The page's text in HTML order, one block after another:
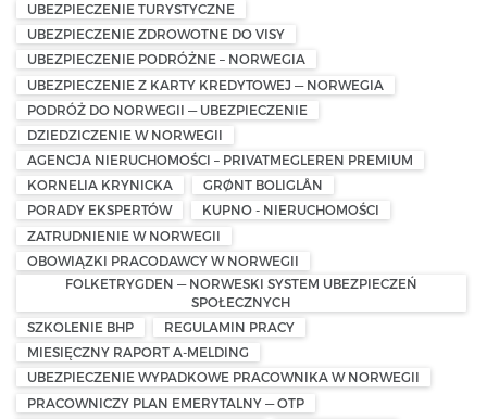
UBEZPIECZENIE TURYSTYCZNE
UBEZPIECZENIE ZDROWOTNE DO VISY
UBEZPIECZENIE PODRÓŻNE – NORWEGIA
UBEZPIECZENIE Z KARTY KREDYTOWEJ — NORWEGIA
PODRÓŻ DO NORWEGII — UBEZPIECZENIE
DZIEDZICZENIE W NORWEGII
AGENCJA NIERUCHOMOŚCI – PRIVATMEGLEREN PREMIUM
KORNELIA KRYNICKA
GRØNT BOLIGLÅN
PORADY EKSPERTÓW
KUPNO - NIERUCHOMOŚCI
ZATRUDNIENIE W NORWEGII
OBOWIĄZKI PRACODAWCY W NORWEGII
FOLKETRYGDEN — NORWESKI SYSTEM UBEZPIECZEŃ
SPOŁECZNYCH
SZKOLENIE BHP
REGULAMIN PRACY
MIESIĘCZNY RAPORT A-MELDING
UBEZPIECZENIE WYPADKOWE PRACOWNIKA W NORWEGII
PRACOWNICZY PLAN EMERYTALNY — OTP